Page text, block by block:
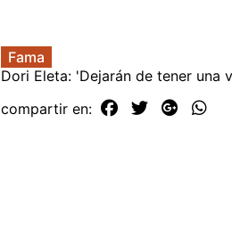
Fama
Dori Eleta: 'Dejarán de tener una
compartir en: